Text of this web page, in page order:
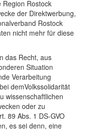
Region Rostock
der Direktwerbung,
Rostock
nicht mehr für diese
das Recht, aus
Situation
Verarbeitung
demVolkssolidarität
wissenschaftlichen
oder zu
89 Abs. 1 DS-GVO
es sei denn, eine